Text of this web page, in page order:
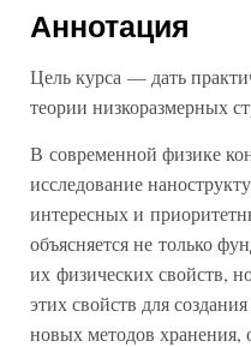
Аннотация
Цель курса — дать
теории низкоразмерных
В современной физике
исследование
интересных и
объясняется не только
их физических свойств,
этих свойств для
новых методов хранения,